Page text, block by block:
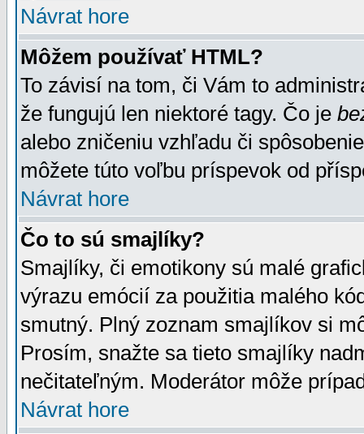
Návrat hore
Môžem používať HTML?
To závisí na tom, či Vám to
že fungujú len niektoré tagy. Čo je
alebo zničeniu vzhľadu či
môžete túto voľbu príspevok od
Návrat hore
Čo to sú smajlíky?
Smajlíky, či emotikony sú malé
výrazu emócií za použitia malého
smutný. Plný zoznam smajlíkov si
Prosím, snažte sa tieto smajlíky
nečitateľným. Moderátor môže
Návrat hore